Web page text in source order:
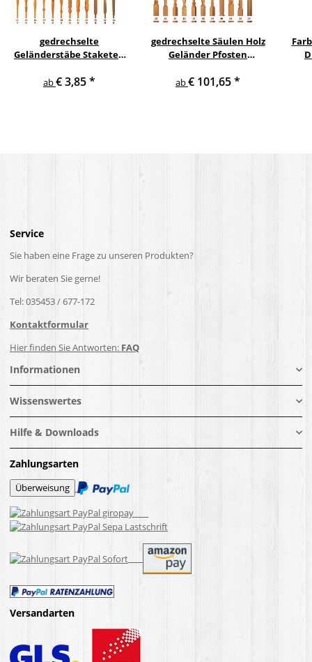
gedrechselte
Geländerstäbe Staketen
Holzstab Treppenstab
ab€ 3,85*
gedrechselte Säulen Holz
Geländer Pfosten
Holzpfosten Holzsäulen
ab€ 101,65*
Service
Sie haben eine Frage zu unseren Produkten?
Wir beraten Sie gerne!
Tel: 035453 / 677-172
Kontaktformular
Hier finden Sie Antworten: FAQ
Informationen
Wissenswertes
Hilfe & Downloads
Zahlungsarten
Versandarten